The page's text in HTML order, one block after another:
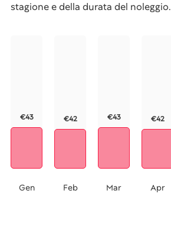
stagione e della durata del noleggio.
€43 €42 €43 €42
Gen Feb Mar Apr